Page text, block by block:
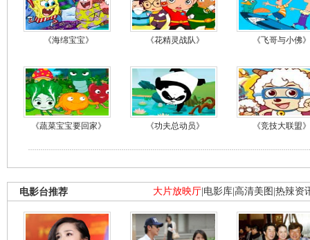
《海绵宝宝》 《花精灵战队》 《飞哥与小佛》
《蔬菜宝宝要回家》 《功夫总动员》 《竞技大联盟》
大片放映厅 电影库 高清美图 热辣资
电影台推荐